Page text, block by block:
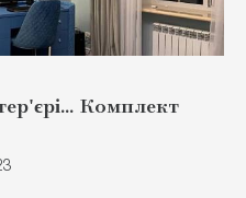
Комплект